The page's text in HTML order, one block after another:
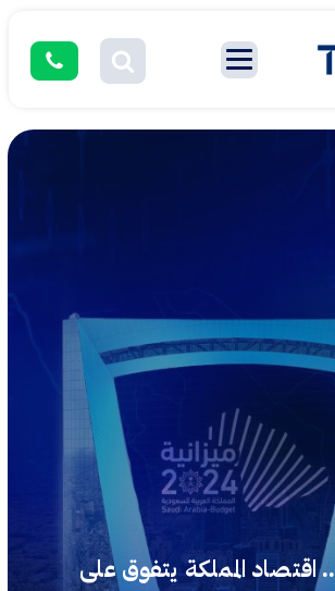
ميزانية 2024.. اقتصاد المملكة يتفوق على